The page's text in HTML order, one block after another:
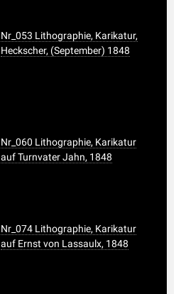
Nr_053 Lithographie, Karikatur,
Heckscher, (September) 1848
Nr_060 Lithographie, Karikatur
auf Turnvater Jahn, 1848
Nr_074 Lithographie, Karikatur
auf Ernst von Lassaulx, 1848